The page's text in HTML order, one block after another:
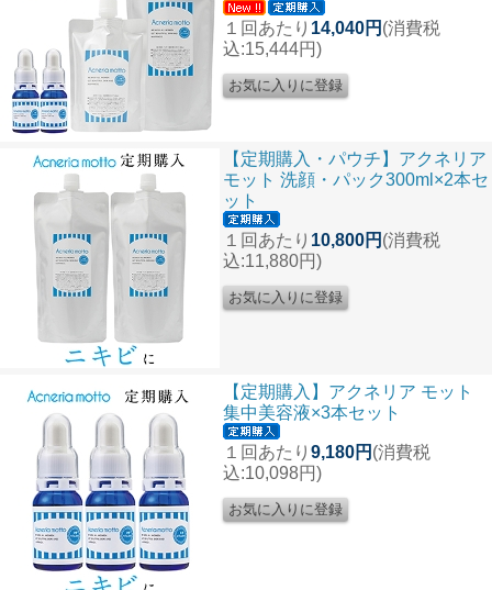
１回あたり 14,040円 (消費税
込:15,444円)
【定期購入・パウチ】アクネリア
モット 洗顔・パック300ml×2本セ
ット
１回あたり 10,800円 (消費税
込:11,880円)
【定期購入】アクネリア モット
集中美容液×3本セット
１回あたり 9,180円 (消費税
込:10,098円)